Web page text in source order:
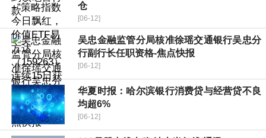
仓
[06-12]
吴忠金融监管分局核准徐瑶交通银行吴忠分
行副行长任职资格-焦点快报
[06-12]
华夏时报：哈尔滨银行消费贷与经营贷不良
均超6%
[06-12]